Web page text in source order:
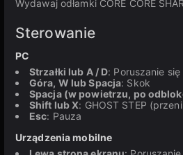
Wydawaj odłamki CORE CORE
Sterowanie
PC
Strzałki lub A / D: Poruszanie się
Góra, W lub Spacja: Skok
Spacja (w powietrzu, po
Shift lub X: GHOST STEP
Esc: Pauza
Urządzenia mobilne